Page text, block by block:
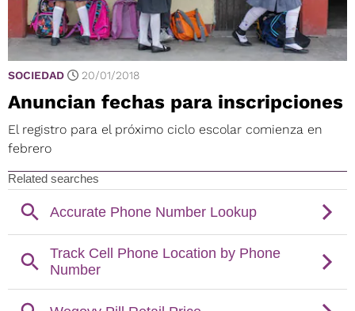
SOCIEDAD 20/01/2018
Anuncian fechas para inscripciones
El registro para el próximo ciclo escolar comienza en
febrero